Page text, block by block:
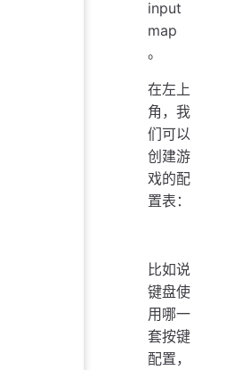
input
map
。
在左上
角，我
们可以
创建游
戏的配
置表：
比如说
键盘使
用哪一
套按键
配置，